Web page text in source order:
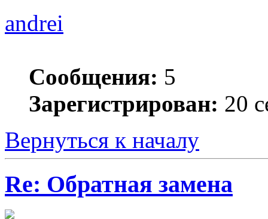
andrei
Сообщения: 5
Зарегистрирован: 20
Вернуться к началу
Re: Обратная замена